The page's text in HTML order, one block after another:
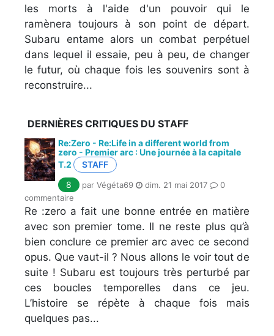
les morts à l'aide d'un pouvoir qui le
ramènera toujours à son point de départ.
Subaru entame alors un combat perpétuel
dans lequel il essaie, peu à peu, de changer
le futur, où chaque fois les souvenirs sont à
reconstruire...
DERNIÈRES CRITIQUES DU STAFF
Re:Zero - Re:Life in a different world from
zero - Premier arc : Une journée à la capitale
T.2
STAFF
8
par Végéta69 dim. 21 mai 2017
0
commentaire
Re :zero a fait une bonne entrée en matière
avec son premier tome. Il ne reste plus qu’à
bien conclure ce premier arc avec ce second
opus. Que vaut-il ? Nous allons le voir tout de
suite ! Subaru est toujours très perturbé par
ces boucles temporelles dans ce jeu.
L’histoire se répète à chaque fois mais
quelques pas...